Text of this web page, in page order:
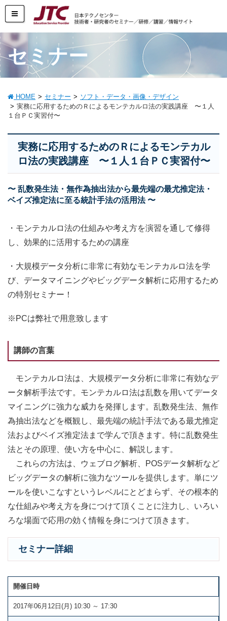
セミナー
HOME セミナー
ソフト・データ・画像・デザイン
実務に応用するためのＲによるモンテカルロ法の実践講座 〜１人
１台ＰＣ実習付〜
実務に応用するためのＲによるモンテカル
ロ法の実践講座 〜１人１台ＰＣ実習付〜
〜 乱数発生法・無作為抽出法から最先端の最尤推定法・
ベイズ推定法に至る統計手法の活用法 〜
・モンテカルロ法の仕組みや考え方を演習を通して修得
し、効果的に活用するための講座
・大規模データ分析に非常に有効なモンテカルロ法を学
び、データマイニングやビッグデータ解析に応用するため
の特別セミナー！
※PCは弊社で用意致します
講師の言葉
モンテカルロ法は、大規模データ分析に非常に有効なデ
ータ解析手法です。モンテカルロ法は乱数を用いてデータ
マイニングに強力な威力を発揮します。乱数発生法、無作
為抽出法などを概観し、最先端の統計手法である最尤推定
法およびベイズ推定法まで学んで頂きます。特に乱数発生
法とその原理、使い方を中心に、解説します。
これらの方法は、ウェブログ解析、POSデータ解析など
ビッグデータの解析に強力なツールを提供します。単にツ
ールを使いこなすというレベルにとどまらず、その根本的
な仕組みや考え方を身につけて頂くことに注力し、いろい
ろな場面で応用の効く情報を身につけて頂きます。
セミナー詳細
開催日時
2017年06月12日(月) 10:30 ～ 17:30